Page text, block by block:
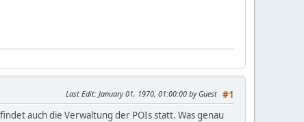
#1
Last Edit: January 01, 1970, 01:00:00 by Guest
auch die Verwaltung der POIs statt. Was genau